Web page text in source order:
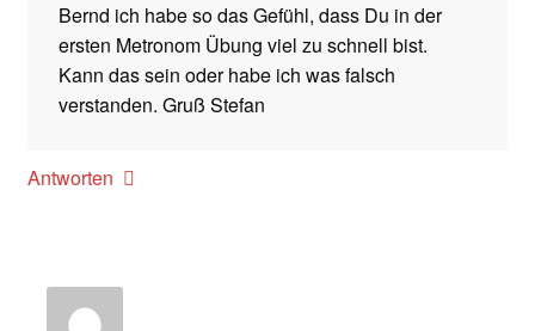
Bernd ich habe so das Gefühl, dass Du in der
ersten Metronom Übung viel zu schnell bist.
Kann das sein oder habe ich was falsch
verstanden. Gruß Stefan
Antworten